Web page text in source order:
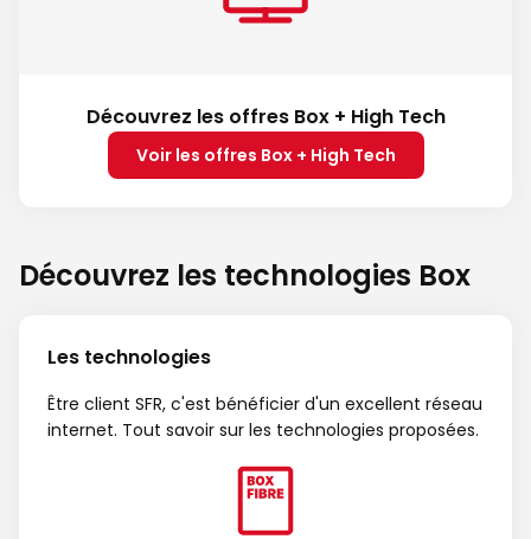
Découvrez les offres Box + High Tech
Voir les offres Box + High Tech
Découvrez les technologies Box
Les technologies
Être client SFR, c'est bénéficier d'un excellent réseau
internet. Tout savoir sur les technologies proposées.